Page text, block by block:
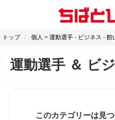
トップ 個人 > 運動選手 - ビジネス - 館
運動選手 ＆ ビ
このカテゴリーは見